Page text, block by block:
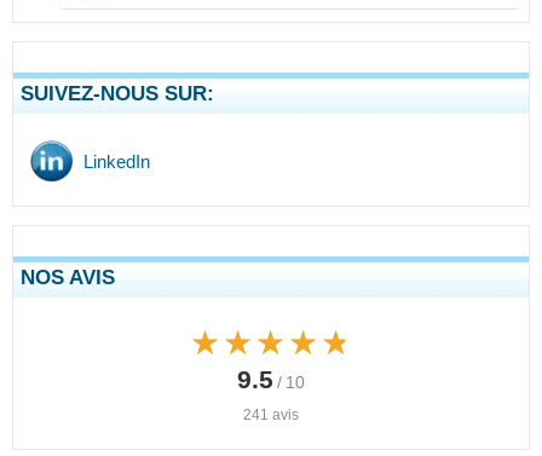
SUIVEZ-NOUS SUR:
LinkedIn
NOS AVIS
★★★★★
★★★★★
9.5 / 10
241 avis